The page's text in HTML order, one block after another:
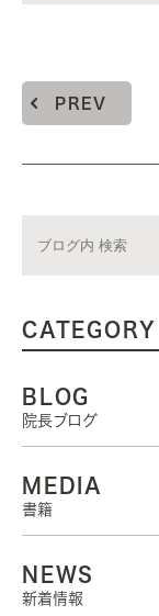
PREV
CATEGORY
BLOG
院長ブログ
MEDIA
書籍
NEWS
新着情報